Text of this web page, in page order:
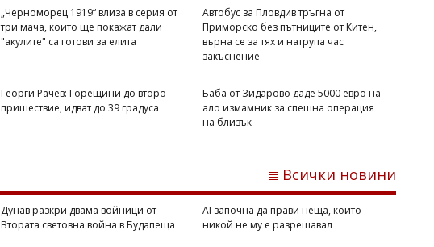
Михаил ДИМИТРОВ
на прожекторите след катастрофата в
„Черноморец 1919“ влиза в серия от
три мача, които ще покажат дали
"акулите" са готови за елита
Автобус за Пловдив тръгна от
Приморско без пътниците от Китен,
върна се за тях и натрупа час
закъснение
Георги Рачев: Горещини до второ
пришествие, идват до 39 градуса
Баба от Зидарово даде 5000 евро на
ало измамник за спешна операция
на близък
Всички новини
Дунав разкри двама войници от
Втората световна война в Будапеща
AI започна да прави неща, които
никой не му е разрешавал